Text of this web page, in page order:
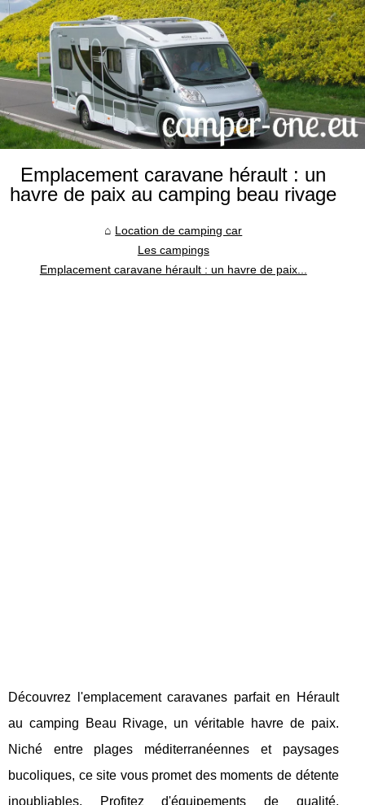
Emplacement caravane hérault : un
havre de paix au camping beau rivage
Location de camping car
Les campings
Emplacement caravane hérault : un havre de paix...
Découvrez l'emplacement caravanes parfait en Hérault
au camping Beau Rivage, un véritable havre de paix.
Niché entre plages méditerranéennes et paysages
bucoliques, ce site vous promet des moments de détente
inoubliables. Profitez d'équipements de qualité,